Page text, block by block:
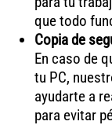
que todo
Copia de
En caso de
tu PC,
ayudarte a
para evitar